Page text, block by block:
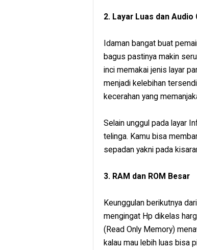
2. Layar Luas dan Audio
Idaman bangat buat
bagus pastinya makin
inci memakai jenis layar
menjadi kelebihan
kecerahan yang
Selain unggul pada layar
telinga. Kamu bisa
sepadan yakni pada
3. RAM dan ROM Besar
Keunggulan berikutnya
mengingat Hp dikelas
(Read Only Memory)
kalau mau lebih luas bisa